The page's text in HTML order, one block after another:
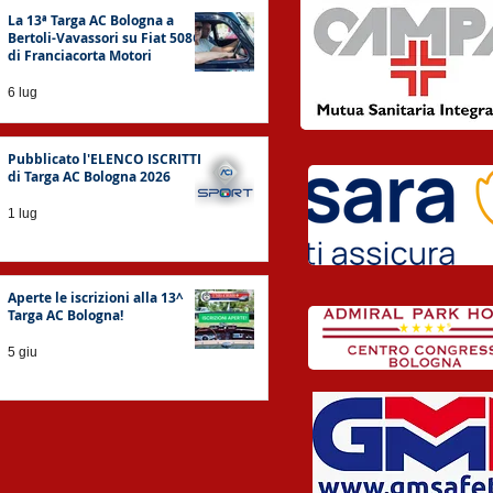
La 13ª Targa AC Bologna a
Bertoli-Vavassori su Fiat 508C
di Franciacorta Motori
6 lug
Pubblicato l'ELENCO ISCRITTI
di Targa AC Bologna 2026
1 lug
Aperte le iscrizioni alla 13^
Targa AC Bologna!
5 giu